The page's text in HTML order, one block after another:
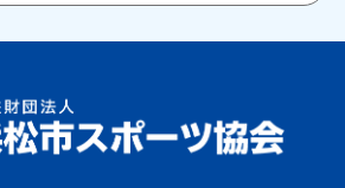
された参加料・受講料は返金いたしま
よる参加料の返金は原則としていたし
担当者までご相談ください。